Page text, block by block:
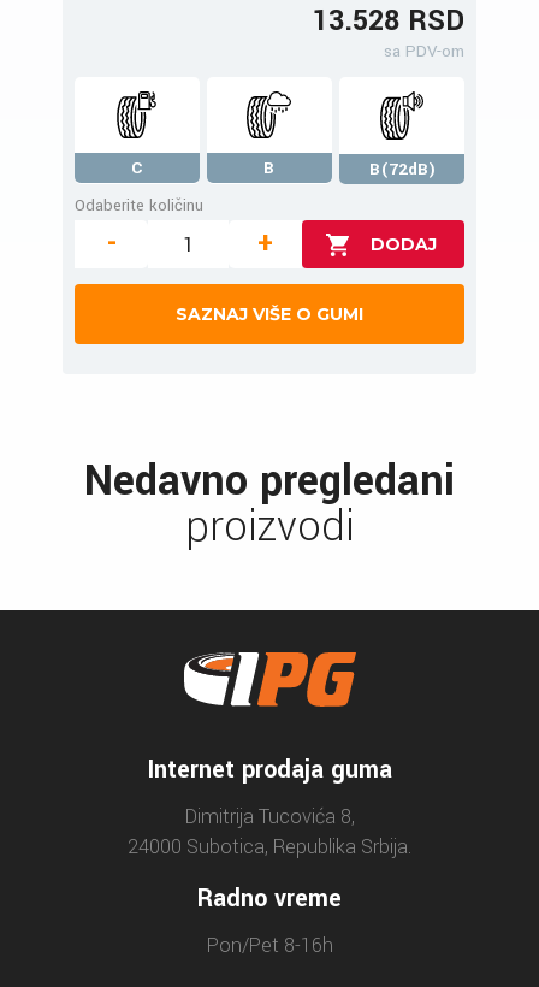
13.528 RSD
sa PDV-om
C B
B(72dB)
Odaberite količinu
- +
SAZNAJ VIŠE O GUMI
Nedavno pregledani
proizvodi
Internet prodaja guma
Dimitrija Tucovića 8,
24000 Subotica, Republika Srbija.
Radno vreme
Pon/Pet 8-16h